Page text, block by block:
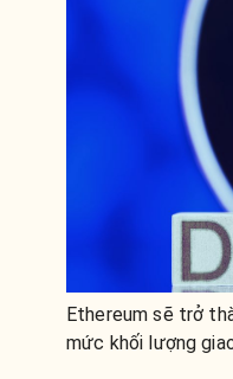
Ethereum sẽ trở
mức khối lượng